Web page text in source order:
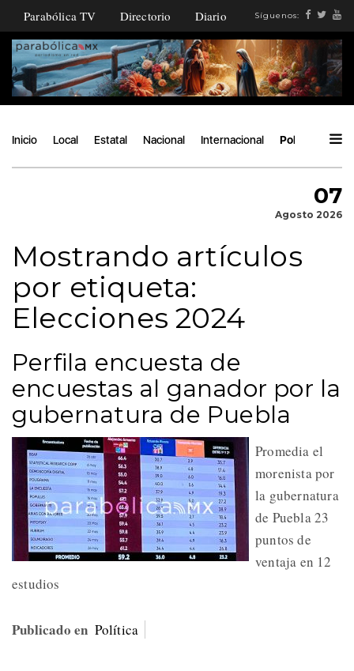
Parabólica TV Directorio Diario Síguenos:
Inicio Local Estatal Nacional Internacional Política
07
Agosto 2026
Mostrando artículos
por etiqueta:
Elecciones 2024
Perfila encuesta de
encuestas al ganador por la
gubernatura de Puebla
Promedia el
morenista por
la gubernatura
de Puebla 23
puntos de
ventaja en 12
estudios
Publicado en Política